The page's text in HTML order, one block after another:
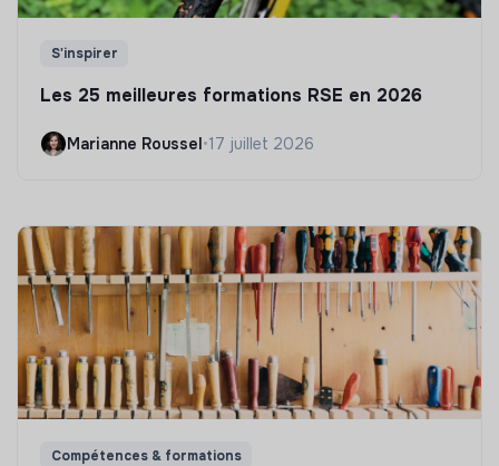
S'inspirer
Les 25 meilleures formations RSE en 2026
Marianne Roussel•17 juillet 2026
Compétences & formations